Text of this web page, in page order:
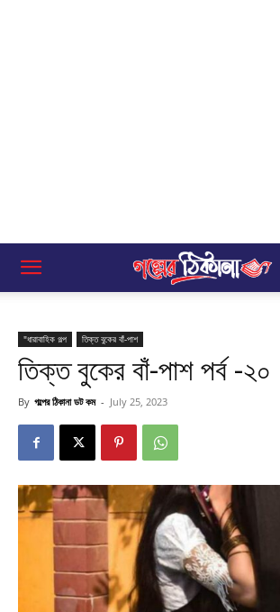
"ধারাবাহিক গল্প তিক্ত বুকের বাঁ-পাশ
তিক্ত বুকের বাঁ-পাশ পর্ব -২০
By গল্পের ঠিকানা ডট কম - July 25, 2023